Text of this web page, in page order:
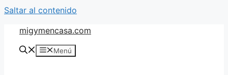
Saltar al contenido
migymencasa.com
Menú